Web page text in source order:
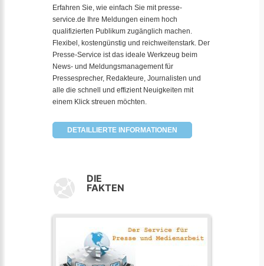
Erfahren Sie, wie einfach Sie mit presse-
service.de Ihre Meldungen einem hoch
qualifizierten Publikum zugänglich machen.
Flexibel, kostengünstig und reichweitenstark. Der
Presse-Service ist das ideale Werkzeug beim
News- und Meldungsmanagement für
Pressesprecher, Redakteure, Journalisten und
alle die schnell und effizient Neuigkeiten mit
einem Klick streuen möchten.
DETAILLIERTE INFORMATIONEN
DIE
FAKTEN